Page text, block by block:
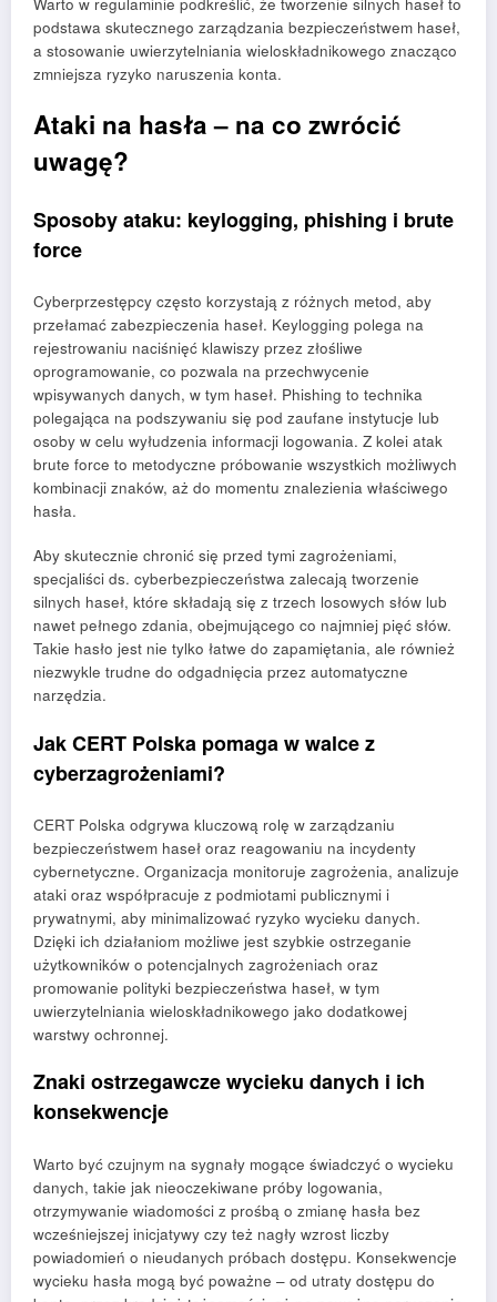
podstawa skutecznego zarządzania bezpieczeństwem haseł,
a stosowanie uwierzytelniania wieloskładnikowego znacząco
zmniejsza ryzyko naruszenia konta.
Ataki na hasła – na co zwrócić
uwagę?
Sposoby ataku: keylogging, phishing i brute
force
Cyberprzestępcy często korzystają z różnych metod, aby
przełamać zabezpieczenia haseł. Keylogging polega na
rejestrowaniu naciśnięć klawiszy przez złośliwe
oprogramowanie, co pozwala na przechwycenie
wpisywanych danych, w tym haseł. Phishing to technika
polegająca na podszywaniu się pod zaufane instytucje lub
osoby w celu wyłudzenia informacji logowania. Z kolei atak
brute force to metodyczne próbowanie wszystkich możliwych
kombinacji znaków, aż do momentu znalezienia właściwego
hasła.
Aby skutecznie chronić się przed tymi zagrożeniami,
specjaliści ds. cyberbezpieczeństwa zalecają tworzenie
silnych haseł, które składają się z trzech losowych słów lub
nawet pełnego zdania, obejmującego co najmniej pięć słów.
Takie hasło jest nie tylko łatwe do zapamiętania, ale również
niezwykle trudne do odgadnięcia przez automatyczne
narzędzia.
Jak CERT Polska pomaga w walce z
cyberzagrożeniami?
CERT Polska odgrywa kluczową rolę w zarządzaniu
bezpieczeństwem haseł oraz reagowaniu na incydenty
cybernetyczne. Organizacja monitoruje zagrożenia, analizuje
ataki oraz współpracuje z podmiotami publicznymi i
prywatnymi, aby minimalizować ryzyko wycieku danych.
Dzięki ich działaniom możliwe jest szybkie ostrzeganie
użytkowników o potencjalnych zagrożeniach oraz
promowanie polityki bezpieczeństwa haseł, w tym
uwierzytelniania wieloskładnikowego jako dodatkowej
warstwy ochronnej.
Znaki ostrzegawcze wycieku danych i ich
konsekwencje
Warto być czujnym na sygnały mogące świadczyć o wycieku
danych, takie jak nieoczekiwane próby logowania,
otrzymywanie wiadomości z prośbą o zmianę hasła bez
wcześniejszej inicjatywy czy też nagły wzrost liczby
powiadomień o nieudanych próbach dostępu. Konsekwencje
wycieku hasła mogą być poważne – od utraty dostępu do